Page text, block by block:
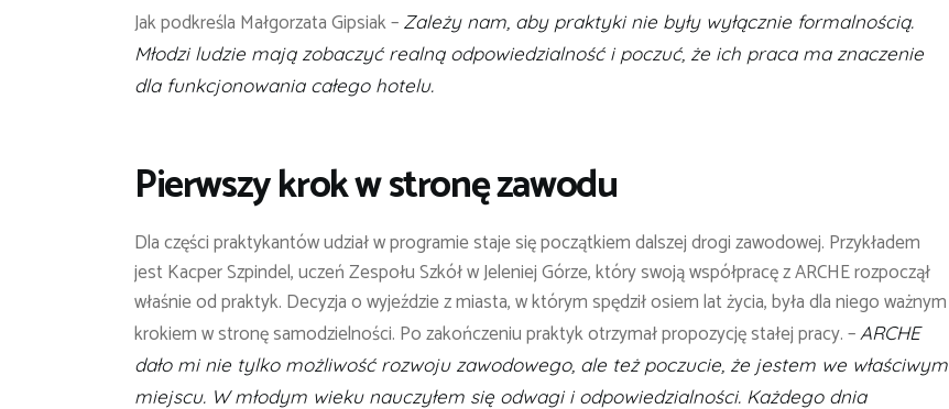
Jak podkreśla Małgorzata Gipsiak – Zależy nam, aby praktyki nie były wyłącznie formalnością.
Młodzi ludzie mają zobaczyć realną odpowiedzialność i poczuć, że ich praca ma znaczenie
dla funkcjonowania całego hotelu.
Pierwszy krok w stronę zawodu
Dla części praktykantów udział w programie staje się początkiem dalszej drogi zawodowej. Przykładem
jest Kacper Szpindel, uczeń Zespołu Szkół w Jeleniej Górze, który swoją współpracę z ARCHE rozpoczął
właśnie od praktyk. Decyzja o wyjeździe z miasta, w którym spędził osiem lat życia, była dla niego ważnym
krokiem w stronę samodzielności. Po zakończeniu praktyk otrzymał propozycję stałej pracy. – ARCHE
dało mi nie tylko możliwość rozwoju zawodowego, ale też poczucie, że jestem we właściwym
miejscu. W młodym wieku nauczyłem się odwagi i odpowiedzialności. Każdego dnia